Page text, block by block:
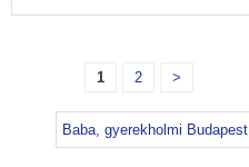
1 2 >
Baba, gyerekholmi Budapest